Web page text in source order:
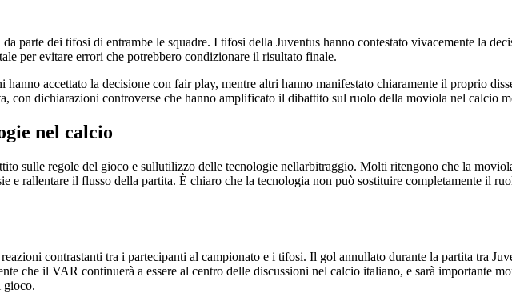
parte dei tifosi di entrambe le squadre. I tifosi della Juventus hanno contestato vivacemente la
per evitare errori che potrebbero condizionare il risultato finale.
accettato la decisione con fair play, mentre altri hanno manifestato chiaramente il proprio
con dichiarazioni controverse che hanno amplificato il dibattito sul ruolo della moviola nel calcio
nel calcio
sulle regole del gioco e sullutilizzo delle tecnologie nellarbitraggio. Molti ritengono che la
e rallentare il flusso della partita. È chiaro che la tecnologia non può sostituire completamente il
contrastanti tra i partecipanti al campionato e i tifosi. Il gol annullato durante la partita tra
che il VAR continuerà a essere al centro delle discussioni nel calcio italiano, e sarà importante
gioco.